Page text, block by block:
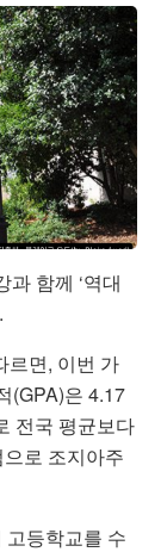
함께 ‘역대
르면, 이번 가
(GPA)은 4.17
전국 평균보다
로 조지아주
등학교를 수